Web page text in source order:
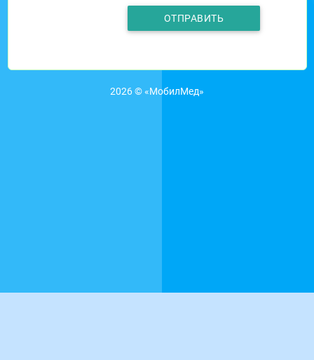
ОТПРАВИТЬ
2026 © «МобилМед»